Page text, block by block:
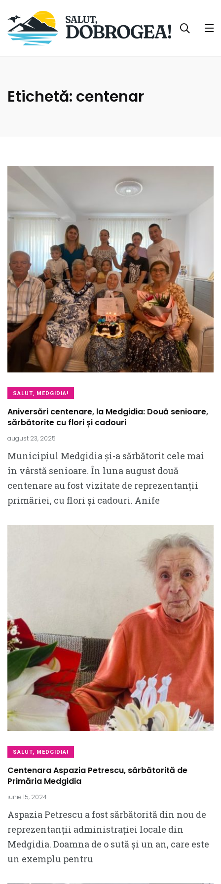
Etichetă: centenar
SALUT, MEDGIDIA!
Aniversări centenare, la Medgidia: Două senioare,
sărbătorite cu flori și cadouri
august 23, 2025
Municipiul Medgidia și-a sărbătorit cele mai
în vârstă senioare. În luna august două
centenare au fost vizitate de reprezentanții
primăriei, cu flori și cadouri. Anife
SALUT, MEDGIDIA!
Centenara Aspazia Petrescu, sărbătorită de
Primăria Medgidia
iunie 15, 2024
Aspazia Petrescu a fost sărbătorită din nou de
reprezentanții administrației locale din
Medgidia. Doamna de o sută și un an, care este
un exemplu pentru